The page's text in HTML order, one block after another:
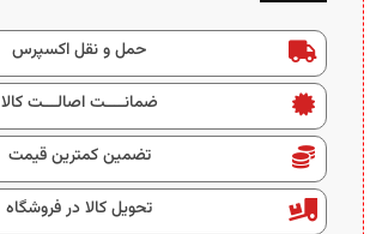
حمل و نقل اکسپرس
ضمانــــت اصالـــت کالا
تضمین کمترین قیمت
تحویل کالا در فروشگاه